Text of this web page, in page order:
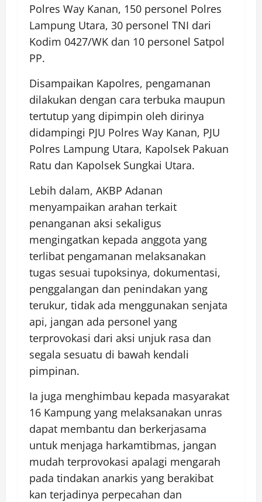
Polres Way Kanan, 150 personel Polres
Lampung Utara, 30 personel TNI dari
Kodim 0427/WK dan 10 personel Satpol
PP.
Disampaikan Kapolres, pengamanan
dilakukan dengan cara terbuka maupun
tertutup yang dipimpin oleh dirinya
didampingi PJU Polres Way Kanan, PJU
Polres Lampung Utara, Kapolsek Pakuan
Ratu dan Kapolsek Sungkai Utara.
Lebih dalam, AKBP Adanan
menyampaikan arahan terkait
penanganan aksi sekaligus
mengingatkan kepada anggota yang
terlibat pengamanan melaksanakan
tugas sesuai tupoksinya, dokumentasi,
penggalangan dan penindakan yang
terukur, tidak ada menggunakan senjata
api, jangan ada personel yang
terprovokasi dari aksi unjuk rasa dan
segala sesuatu di bawah kendali
pimpinan.
Ia juga menghimbau kepada masyarakat
16 Kampung yang melaksanakan unras
dapat membantu dan berkerjasama
untuk menjaga harkamtibmas, jangan
mudah terprovokasi apalagi mengarah
pada tindakan anarkis yang berakibat
kan terjadinya perpecahan dan